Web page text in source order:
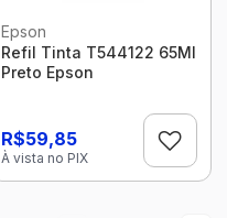
Epson
Refil Tinta T544122 65Ml
Preto Epson
R$59,85
À vista no PIX